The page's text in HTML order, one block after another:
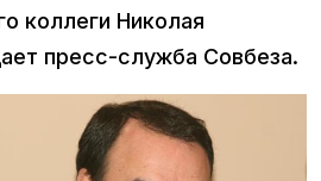
коллеги Николая
пресс-служба Совбеза.